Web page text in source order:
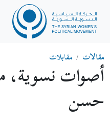
مقالات مقابلات
أصوات نسوية،
حسن